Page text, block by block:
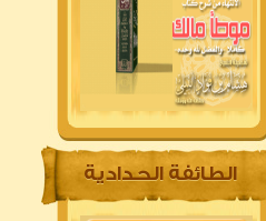
الطائفة الحدادية